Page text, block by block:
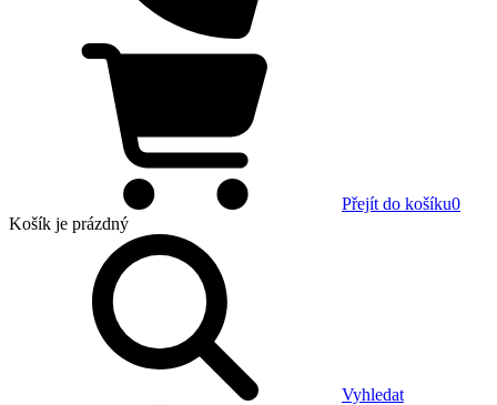
Přejít do košíku0
Košík je prázdný
Vyhledat